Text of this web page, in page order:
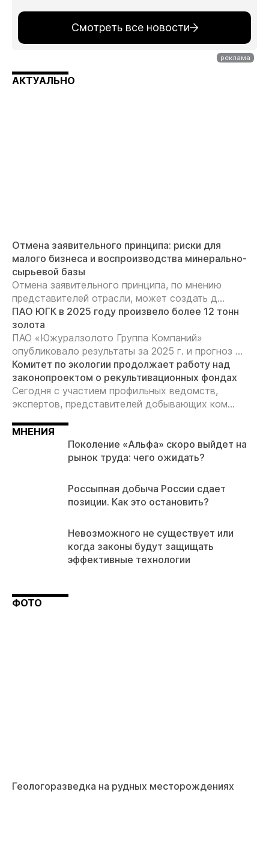
Смотреть все новости
АКТУАЛЬНО
Отмена заявительного принципа: риски для
малого бизнеса и воспроизводства минерально-
сырьевой базы
Отмена заявительного принципа, по мнению
представителей отрасли, может создать д...
ПАО ЮГК в 2025 году произвело более 12 тонн
золота
ПАО «Южуралзолото Группа Компаний»
опубликовало результаты за 2025 г. и прогноз ...
Комитет по экологии продолжает работу над
законопроектом о рекультивационных фондах
Сегодня с участием профильных ведомств,
экспертов, представителей добывающих ком...
МНЕНИЯ
Поколение «Альфа» скоро выйдет на
рынок труда: чего ожидать?
Россыпная добыча России сдает
позиции. Как это остановить?
Невозможного не существует или
когда законы будут защищать
эффективные технологии
ФОТО
Геологоразведка на рудных месторождениях